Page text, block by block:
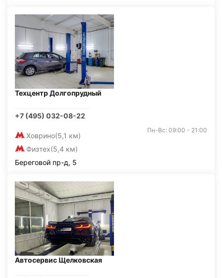
Техцентр Долгопрудный
+7 (495) 032-08-22
Ховрино(5,1 км)
Физтех(5,4 км)
Пн-Вс: 09:00 - 21:00
Береговой пр-д, 5
Автосервис Щелковская